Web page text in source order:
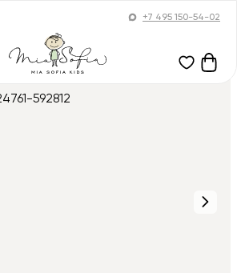
+7 495 150-54-02